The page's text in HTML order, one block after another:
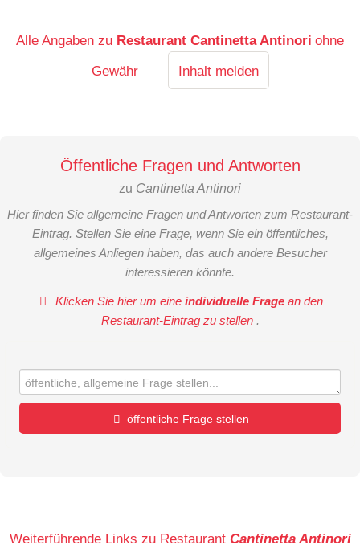
Alle Angaben zu Restaurant Cantinetta Antinori ohne
Gewähr
Inhalt melden
Öffentliche Fragen und Antworten
zu Cantinetta Antinori
Hier finden Sie allgemeine Fragen und Antworten zum Restaurant-
Eintrag. Stellen Sie eine Frage, wenn Sie ein öffentliches,
allgemeines Anliegen haben, das auch andere Besucher
interessieren könnte.
Klicken Sie hier um eineindividuelle Frage an den
Restaurant-Eintrag zu stellen .
öffentliche Frage stellen
Weiterführende Links zu Restaurant Cantinetta Antinori